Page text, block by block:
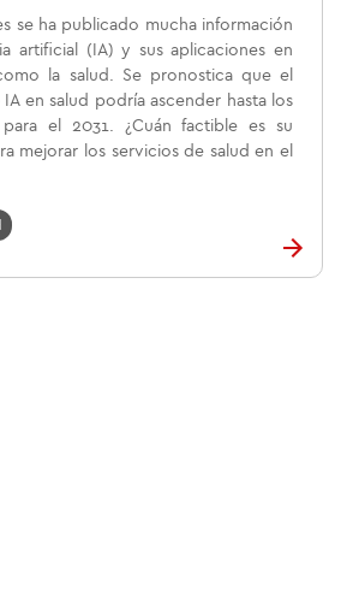
se ha publicado mucha información
artificial (IA) y sus aplicaciones en
la salud. Se pronostica que el
en salud podría ascender hasta los
el 2031. ¿Cuán factible es su
mejorar los servicios de salud en el